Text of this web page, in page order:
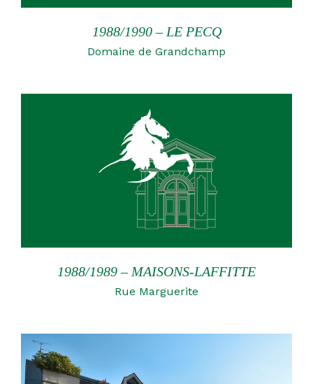
1988/1990 – LE PECQ
Domaine de Grandchamp
1988/1989 – MAISONS-LAFFITTE
Rue Marguerite